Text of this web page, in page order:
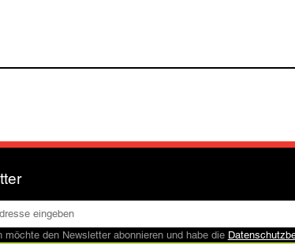
möchte den Newsletter abonnieren und habe die